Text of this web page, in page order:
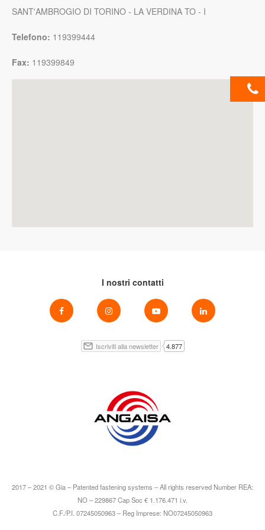
SANT'AMBROGIO DI TORINO - LA VERDINA TO - I
Telefono: 119399444
Fax: 119399849
I nostri contatti
2017 – 2021 © Gia – Patented fastening systems – All rights reserved Number REA:
NO – 229867 Cap Soc € 1.176.471 i.v.
C.F./P.I. 07245050963 – Reg Imprese: NO07245050963